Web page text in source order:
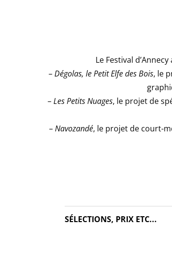
Le Festival
–Dégolas, le Petit Elfe des Bois, le
–Les Petits Nuages, le projet de
–Navozandé, le projet de court-
SÉLECTIONS, PRIX ETC...